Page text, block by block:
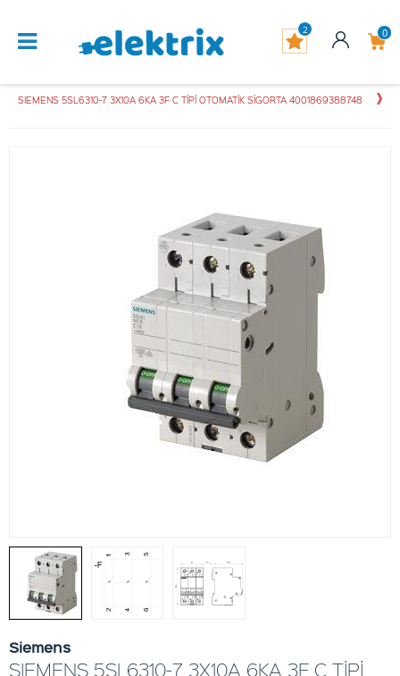
0
2
SIEMENS 5SL6310-7 3X10A 6KA 3F C TİPİ OTOMATİK SİGORTA 4001869388748
Siemens
SIEMENS 5SL6310-7 3X10A 6KA 3F C TİPİ